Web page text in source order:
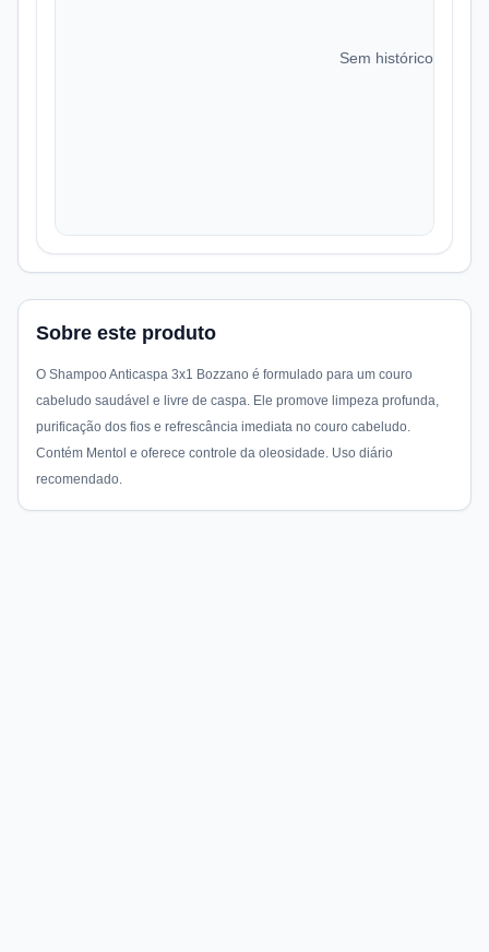
Sem histórico de
Sobre este produto
O Shampoo Anticaspa 3x1 Bozzano é formulado para um couro
cabeludo saudável e livre de caspa. Ele promove limpeza profunda,
purificação dos fios e refrescância imediata no couro cabeludo.
Contém Mentol e oferece controle da oleosidade. Uso diário
recomendado.